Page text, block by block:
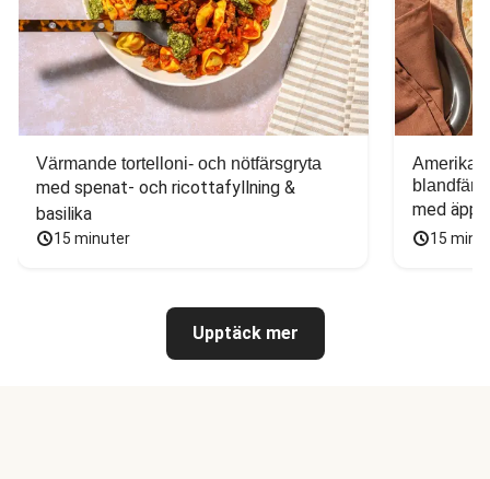
Värmande tortelloni- och nötfärsgryta
med spenat- och ricottafyllning &
basilika
15 minuter
blandfärs
med
15
Upptäck mer